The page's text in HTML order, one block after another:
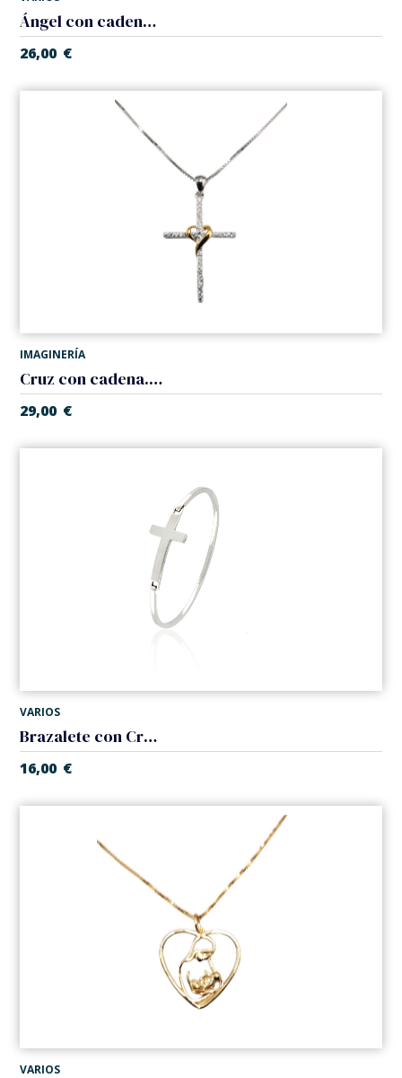
Ángel con cadena. Plata 925.
26,00 €
IMAGINERÍA
Cruz con cadena. Plata 925, baño oro.
29,00 €
VARIOS
Brazalete con Cruz. Acero
16,00 €
VARIOS